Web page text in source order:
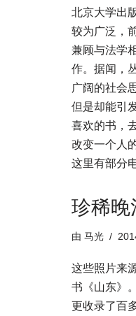
北京大学出
较为广泛，
兼顾与法学
作。据闻，
广阔的社会
但是却能引
喜欢的书，
改变一个人
这里有部分
珍稀晚
由 马光
这些照片来
书《山东》
更收录了百